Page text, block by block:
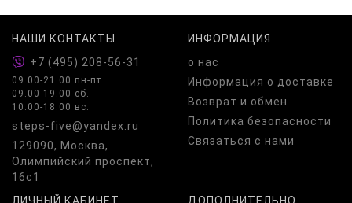
НАШИ КОНТАКТЫ
+7 (495) 208-56-31
09.00-21.00 пн-пт.
09.00-19.00 сб.
10.00-18.00 вс.
steps-five@yandex.ru
129090, Москва,
Олимпийский проспект,
16с1
ИНФОРМАЦИЯ
о нас
Информация о доставке
Возврат и обмен
Политика безопасности
Связаться с нами